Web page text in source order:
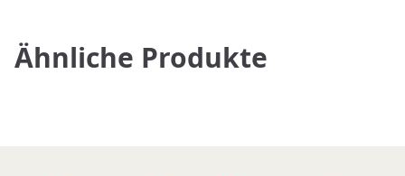
Ähnliche Produkte